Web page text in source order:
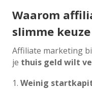
Waarom
slimme
Affiliate marketing
je thuis geld wilt
Weinig